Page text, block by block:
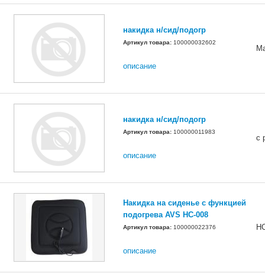
накидка н/сид/подогр
Артикул товара: 100000032602
описание
накидка н/сид/подогр
Артикул товара: 100000011983
описание
с
Накидка на сиденье с функцией
подогрева AVS HC-008
Артикул товара: 100000022376
описание